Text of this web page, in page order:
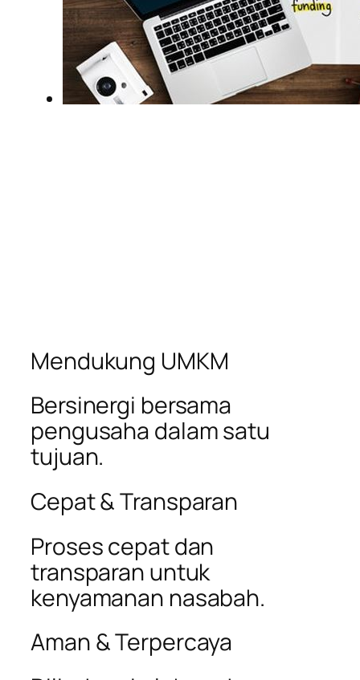
Mendukung UMKM
Bersinergi bersama
pengusaha dalam satu
tujuan.
Cepat & Transparan
Proses cepat dan
transparan untuk
kenyamanan nasabah.
Aman & Terpercaya